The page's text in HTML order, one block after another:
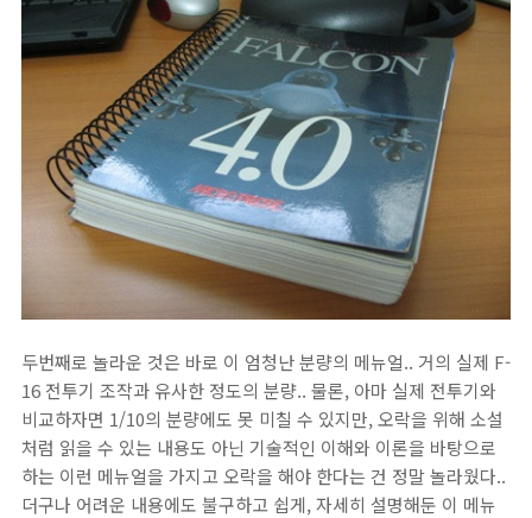
두번째로 놀라운 것은 바로 이 엄청난 분량의 메뉴얼.. 거의 실제 F-
16 전투기 조작과 유사한 정도의 분량.. 물론, 아마 실제 전투기와
비교하자면 1/10의 분량에도 못 미칠 수 있지만, 오락을 위해 소설
처럼 읽을 수 있는 내용도 아닌 기술적인 이해와 이론을 바탕으로
하는 이런 메뉴얼을 가지고 오락을 해야 한다는 건 정말 놀라웠다..
더구나 어려운 내용에도 불구하고 쉽게, 자세히 설명해둔 이 메뉴